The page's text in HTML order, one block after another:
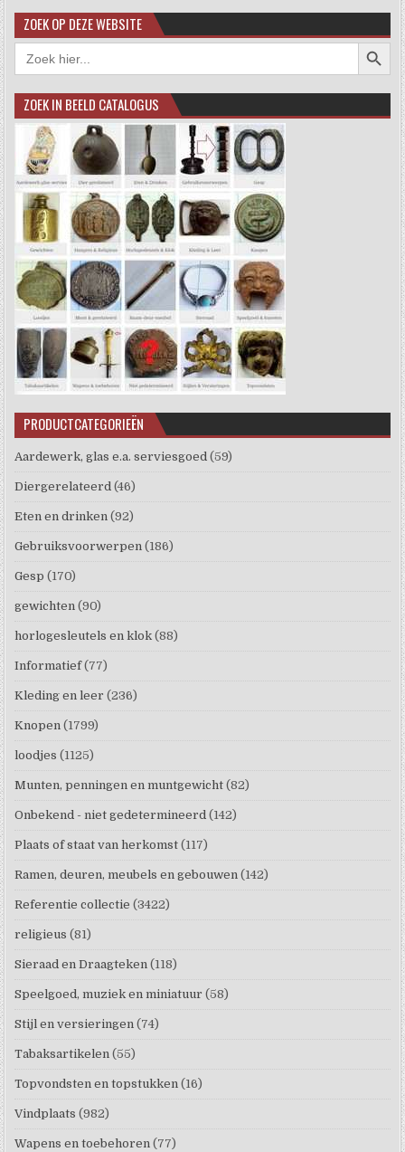
ZOEK OP DEZE WEBSITE
Zoek
naar:
ZOEK IN BEELD CATALOGUS
PRODUCTCATEGORIEËN
Aardewerk, glas e.a. serviesgoed (59)
Diergerelateerd (46)
Eten en drinken (92)
Gebruiksvoorwerpen (186)
Gesp (170)
gewichten (90)
horlogesleutels en klok (88)
Informatief (77)
Kleding en leer (236)
Knopen (1799)
loodjes (1125)
Munten, penningen en muntgewicht (82)
Onbekend - niet gedetermineerd (142)
Plaats of staat van herkomst (117)
Ramen, deuren, meubels en gebouwen (142)
Referentie collectie (3422)
religieus (81)
Sieraad en Draagteken (118)
Speelgoed, muziek en miniatuur (58)
Stijl en versieringen (74)
Tabaksartikelen (55)
Topvondsten en topstukken (16)
Vindplaats (982)
Wapens en toebehoren (77)